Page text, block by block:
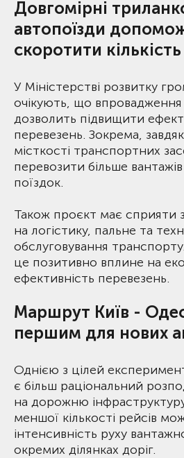
Довгомірні
автопоїзди
скоротити
У Міністерстві розвитку
очікують, що впровадження
дозволить підвищити
перевезень. Зокрема,
місткості транспортних
перевозити більше
поїздок.
Також проєкт має
на логістику, пальне та
обслуговування
це позитивно вплине на
ефективність перевезень.
Маршрут Київ -
першим для нових
Однією з цілей
є більш раціональний
на дорожню
меншої кількості рейсів
інтенсивність руху
окремих ділянках доріг.